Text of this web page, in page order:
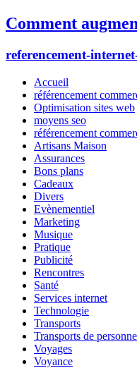
Comment
referencement-
Accueil
référencement
Optimisation sites web
moyens seo
référencement
Artisans Maison
Assurances
Bons plans
Cadeaux
Divers
Evènementiel
Marketing
Musique
Pratique
Publicité
Rencontres
Santé
Services internet
Technologie
Transports
Transports de
Voyages
Voyance